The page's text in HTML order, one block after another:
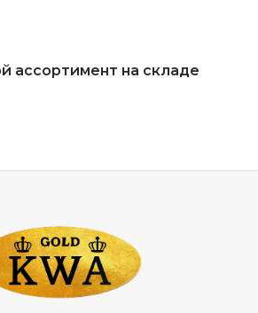
ассортимент на складе